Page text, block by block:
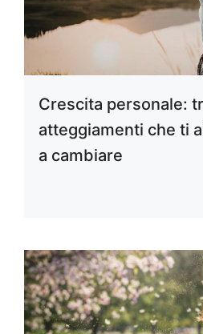
Crescita personale:
atteggiamenti che ti
a cambiare